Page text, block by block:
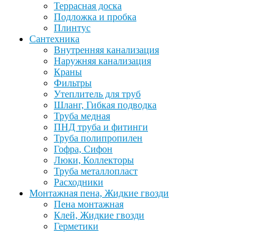
Террасная доска
Подложка и пробка
Плинтус
Сантехника
Внутренняя канализация
Наружняя канализация
Краны
Фильтры
Утеплитель для труб
Шланг, Гибкая подводка
Труба медная
ПНД труба и фитинги
Труба полипропилен
Гофра, Сифон
Люки, Коллекторы
Труба металлопласт
Расходники
Монтажная пена, Жидкие гвозди
Пена монтажная
Клей, Жидкие гвозди
Герметики